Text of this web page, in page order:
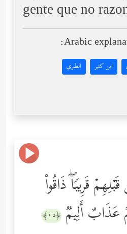
gente que no
Arabic
ابن كثير الطبري
قَرِیبࣰاۖ ذَاقُواْ
عَذَابٌ أَلِیمࣱ ﴿١٥﴾